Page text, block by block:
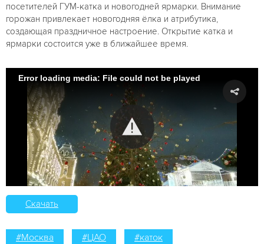
посетителей ГУМ-катка и новогодней ярмарки. Внимание
горожан привлекает новогодняя ёлка и атрибутика,
создающая праздничное настроение. Открытие катка и
ярмарки состоится уже в ближайшее время.
Error loading media: File could not be played
Скачать
#Москва #ЦАО #каток